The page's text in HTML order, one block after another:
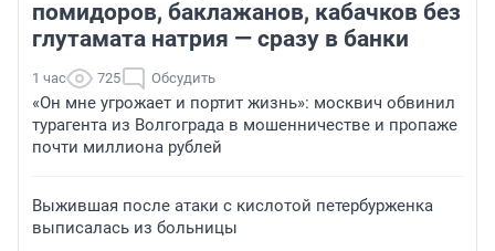
помидоров, баклажанов, кабачков без
глутамата натрия — сразу в банки
1 час 725 Обсудить
«Он мне угрожает и портит жизнь»: москвич обвинил
турагента из Волгограда в мошенничестве и пропаже
почти миллиона рублей
Выжившая после атаки с кислотой петербурженка
выписалась из больницы